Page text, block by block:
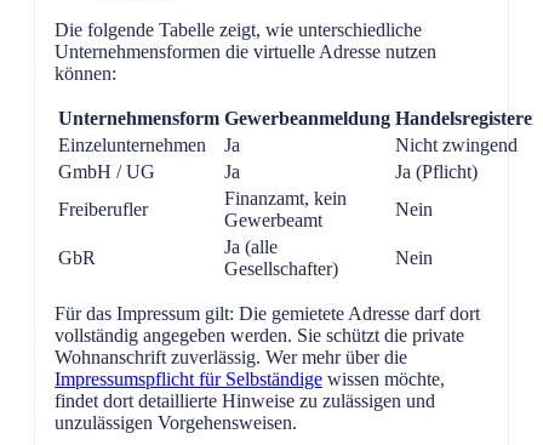
Die folgende Tabelle zeigt, wie unterschiedliche
Unternehmensformen die virtuelle Adresse nutzen
können:
Unternehmensform Gewerbeanmeldung
Einzelunternehmen
Ja
Nicht zwingend
GmbH / UG
Ja
Ja (Pflicht)
Freiberufler
Finanzamt, kein
Gewerbeamt
Nein
GbR
Ja (alle
Gesellschafter)
Nein
Für das Impressum gilt: Die gemietete Adresse darf dort
vollständig angegeben werden. Sie schützt die private
Wohnanschrift zuverlässig. Wer mehr über die
Impressumspflicht für Selbständige wissen möchte,
findet dort detaillierte Hinweise zu zulässigen und
unzulässigen Vorgehensweisen.